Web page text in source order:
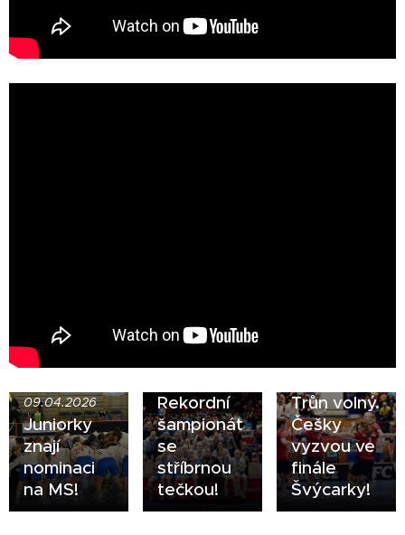
09.04.2026
Juniorky
znají
nominaci
na MS!
Rekordní
šampionát
se
stříbrnou
tečkou!
Trůn volný.
Češky
vyzvou ve
finále
Švýcarky!